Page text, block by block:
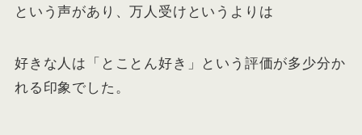
という声があり、万人受けというよりは
好きな人は「とことん好き」という評価が多少分か
れる印象でした。